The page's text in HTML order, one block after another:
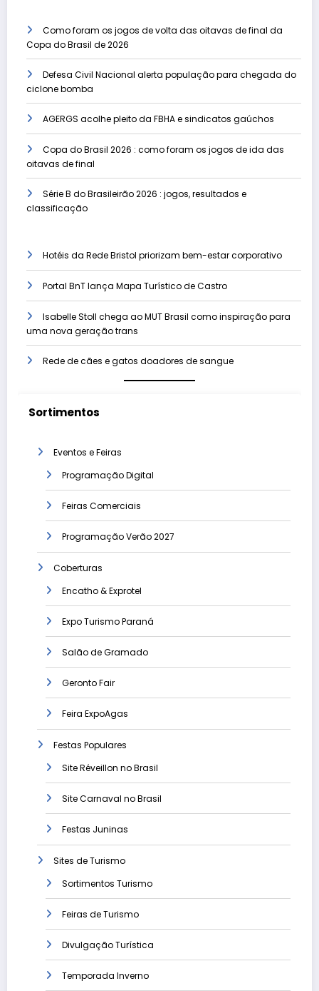
Como foram os jogos de volta das oitavas de final da
Copa do Brasil de 2026
Defesa Civil Nacional alerta população para chegada do
ciclone bomba
AGERGS acolhe pleito da FBHA e sindicatos gaúchos
Copa do Brasil 2026 : como foram os jogos de ida das
oitavas de final
Série B do Brasileirão 2026 : jogos, resultados e
classificação
Hotéis da Rede Bristol priorizam bem-estar corporativo
Portal BnT lança Mapa Turístico de Castro
Isabelle Stoll chega ao MUT Brasil como inspiração para
uma nova geração trans
Rede de cães e gatos doadores de sangue
Sortimentos
Eventos e Feiras
Programação Digital
Feiras Comerciais
Programação Verão 2027
Coberturas
Encatho & Exprotel
Expo Turismo Paraná
Salão de Gramado
Geronto Fair
Feira ExpoAgas
Festas Populares
Site Réveillon no Brasil
Site Carnaval no Brasil
Festas Juninas
Sites de Turismo
Sortimentos Turismo
Feiras de Turismo
Divulgação Turística
Temporada Inverno